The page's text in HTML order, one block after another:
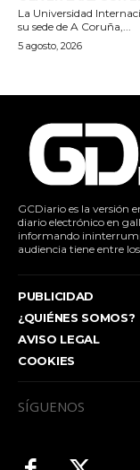
La Universidad
su sede de A Coruña,...
5 agosto, 2026
GCDiario es la versión
diario electrónico en
informando
audiencia tiene entre
PUBLICIDAD
¿QUIÉNES SOMOS?
AVISO LEGAL
COOKIES
SÍGUENOS